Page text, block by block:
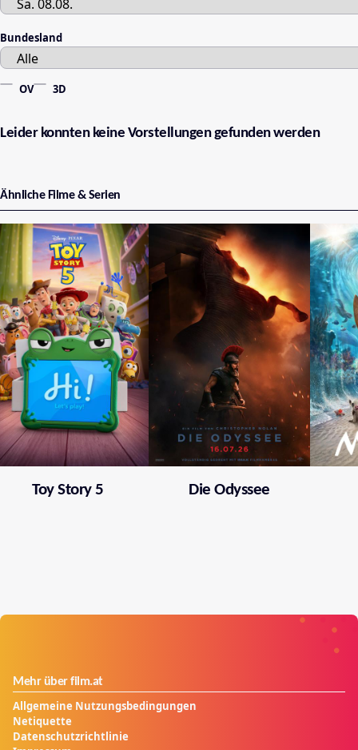
Bundesland
OV 3D
Leider konnten keine Vorstellungen gefunden werden
Ähnliche Filme & Serien
Toy Story 5 Die Odyssee
Mehr über film.at
Allgemeine Nutzungsbedingungen
Netiquette
Datenschutzrichtlinie